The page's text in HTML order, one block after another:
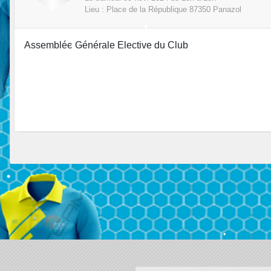
Lieu : Place de la République 87350 Panazol
Assemblée Générale Elective du Club
• •